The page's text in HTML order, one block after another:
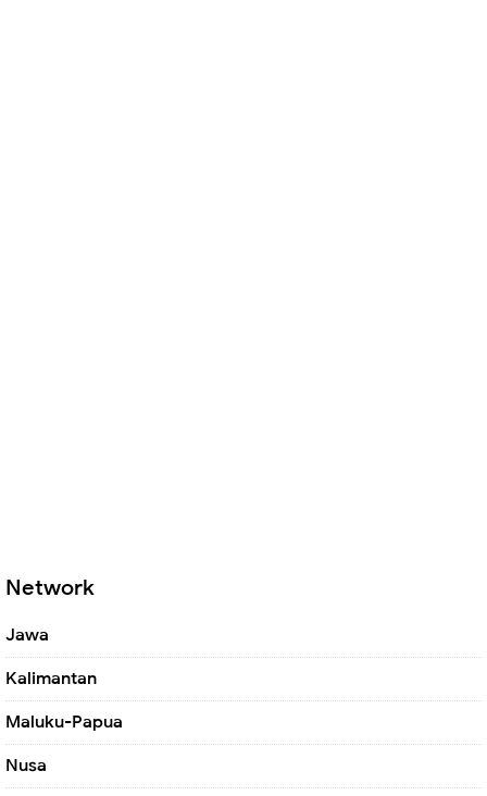
Network
Jawa
Kalimantan
Maluku-Papua
Nusa